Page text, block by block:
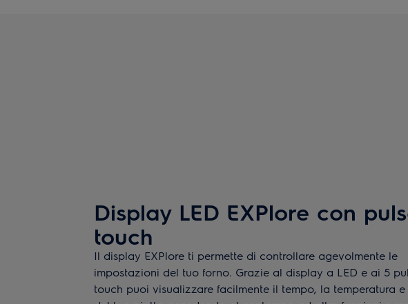
Display LED EXPlore con
touch
Il display EXPlore ti permette di controllare agevolmente le
impostazioni del tuo forno. Grazie al display a LED e ai 5
touch puoi visualizzare facilmente il tempo, la temperatura e